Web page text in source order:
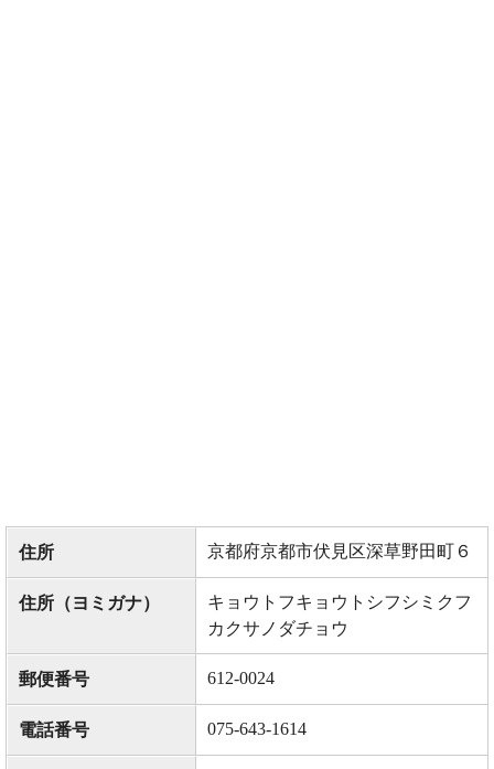
住所 京都府京都市伏見区深草野田町６
住所（ヨミガナ）
キョウトフキョウトシフシミクフ
カクサノダチョウ
郵便番号 612-0024
電話番号 075-643-1614